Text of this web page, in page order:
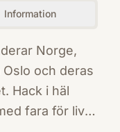
Information
Norge,
och deras
Hack i häl
fara för livet